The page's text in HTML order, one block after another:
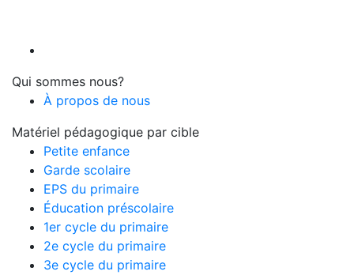
Qui sommes nous?
À propos de nous
Matériel pédagogique par cible
Petite enfance
Garde scolaire
EPS du primaire
Éducation préscolaire
1er cycle du primaire
2e cycle du primaire
3e cycle du primaire